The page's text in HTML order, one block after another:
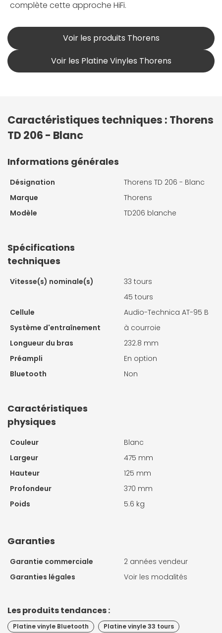
complète cette approche HiFi.
Voir les produits Thorens
Voir les Platine Vinyles Thorens
Caractéristiques techniques : Thorens
TD 206 - Blanc
Informations générales
Désignation
Thorens TD 206 - Blanc
Marque
Thorens
Modèle
TD206 blanche
Spécifications
techniques
Vitesse(s) nominale(s)
33 tours
45 tours
Cellule
Audio-Technica AT-95 B
Système d'entraînement
à courroie
Longueur du bras
232.8 mm
Préampli
En option
Bluetooth
Non
Caractéristiques
physiques
Couleur
Blanc
Largeur
475 mm
Hauteur
125 mm
Profondeur
370 mm
Poids
5.6 kg
Garanties
Garantie commerciale
2 années vendeur
Garanties légales
Voir les modalités
Les produits tendances :
Platine vinyle Bluetooth
Platine vinyle 33 tours